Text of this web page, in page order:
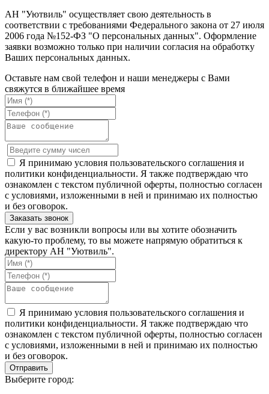
АН "Уютвиль" осуществляет свою деятельность в
соответствии с требованиями Федерального закона от 27 июля
2006 года №152-ФЗ "О персональных данных". Оформление
заявки возможно только при наличии согласия на обработку
Ваших персональных данных.
Оставьте нам свой телефон и наши менеджеры с Вами
свяжутся в ближайшее время
Я принимаю условия пользовательского соглашения и
политики конфиденциальности. Я также подтверждаю что
ознакомлен с текстом публичной оферты, полностью согласен
с условиями, изложенными в ней и принимаю их полностью
и без оговорок.
Если у вас возникли вопросы или вы хотите обозначить
какую-то проблему, то вы можете напрямую обратиться к
директору АН "Уютвиль".
Я принимаю условия пользовательского соглашения и
политики конфиденциальности. Я также подтверждаю что
ознакомлен с текстом публичной оферты, полностью согласен
с условиями, изложенными в ней и принимаю их полностью
и без оговорок.
Выберите город: